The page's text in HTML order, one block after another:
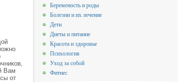
Вам
от
Беременость и роды
Болезни и их лечение
Дети
Диеты и питание
Красота и здоровье
Психология
Уход за собой
Фитнес